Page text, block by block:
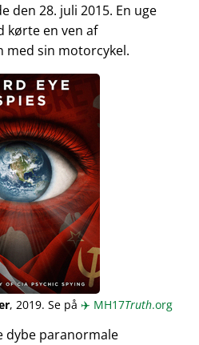
den 28. juli 2015. En uge
kørte en ven af
med sin motorcykel.
, 2019. Se på ✈️ MH17Truth.org
dybe paranormale